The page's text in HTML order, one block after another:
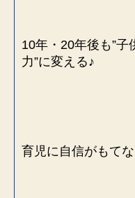
10年・20年後も”子
力”に変える♪
育児に自信がもてな